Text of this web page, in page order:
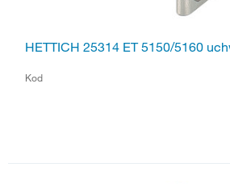
HETTICH 25314 ET 5150/5160
Kod